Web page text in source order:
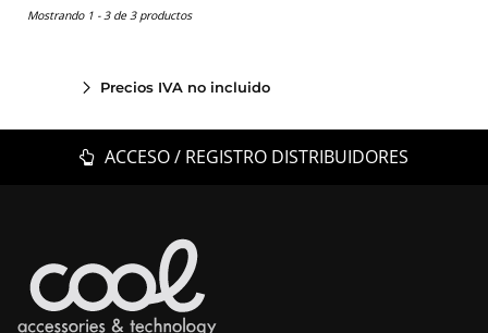
Mostrando 1 - 3 de 3 productos
Precios IVA no incluido
ACCESO / REGISTRO DISTRIBUIDORES